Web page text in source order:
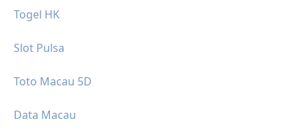
Togel HK
Slot Pulsa
Toto Macau 5D
Data Macau